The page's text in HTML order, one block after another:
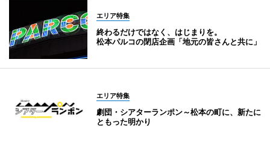
エリア特集
終わるだけではなく、はじまりを。
松本パルコの閉店企画「地元の皆さんと共に」
エリア特集
劇団・シアターランポン～松本の町に、新たに
ともった明かり